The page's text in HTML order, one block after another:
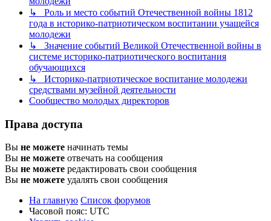
↳ Роль и место событий Отечественной войны 1812
года в историко-патриотическом воспитании учащейся
молодежи
↳ Значение событий Великой Отечественной войны в
системе историко-патриотического воспитания
обучающихся
↳ Историко-патриотическое воспитание молодежи
средствами музейной деятельности
Сообщество молодых директоров
Права доступа
Вы не можете начинать темы
Вы не можете отвечать на сообщения
Вы не можете редактировать свои сообщения
Вы не можете удалять свои сообщения
На главную Список форумов
Часовой пояс: UTC